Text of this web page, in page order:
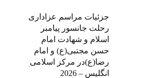
جزئیات مراسم عزاداری
رحلت جانسور پیامبر
اسلام و شهادت امام
حسن مجتبی(ع) و امام
رضا(ع)در مرکز اسلامی
انگلیس – 2026